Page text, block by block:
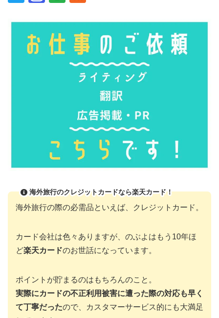
海外旅行のクレジットカードなら楽天カード！
海外旅行の際の必需品といえば、クレジットカード。
カード会社は色々ありますが、のぶよはもう10年ほ
ど楽天カードのお世話になっています。
ポイントが貯まるのはもちろんのこと。
実際にカードの不正利用被害に遭った際の対応も早く
て丁寧だったので、カスタマーサービス的にも大満足